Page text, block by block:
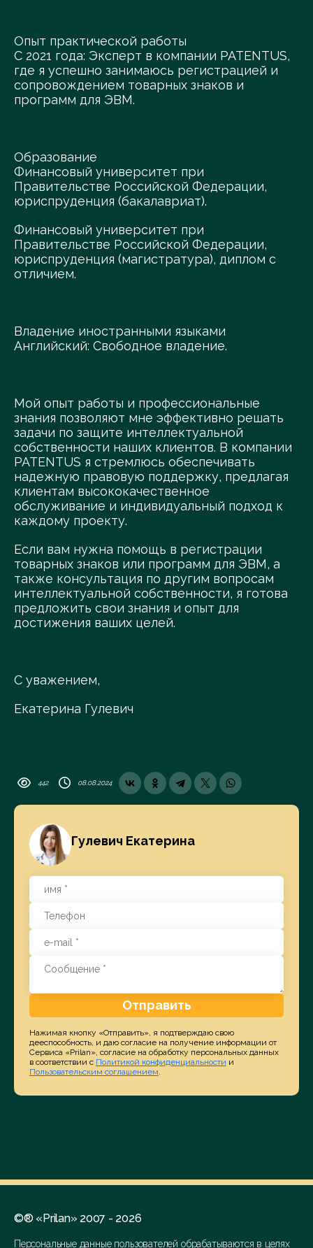
Опыт практической работы
С 2021 года: Эксперт в компании PATENTUS,
где я успешно занимаюсь регистрацией и
сопровождением товарных знаков и
программ для ЭВМ.
Образование
Финансовый университет при
Правительстве Российской Федерации,
юриспруденция (бакалавриат).
Финансовый университет при
Правительстве Российской Федерации,
юриспруденция (магистратура), диплом с
отличием.
Владение иностранными языками
Английский: Свободное владение.
Мой опыт работы и профессиональные
знания позволяют мне эффективно решать
задачи по защите интеллектуальной
собственности наших клиентов. В компании
PATENTUS я стремлюсь обеспечивать
надежную правовую поддержку, предлагая
клиентам высококачественное
обслуживание и индивидуальный подход к
каждому проекту.
Если вам нужна помощь в регистрации
товарных знаков или программ для ЭВМ, а
также консультация по другим вопросам
интеллектуальной собственности, я готова
предложить свои знания и опыт для
достижения ваших целей.
С уважением,
Екатерина Гулевич
442 08.08.2024
Гулевич Екатерина
Отправить
Нажимая кнопку «Отправить», я подтверждаю свою
дееспособность, и даю согласие на получение информации от
Сервиса «Prilan», согласие на обработку персональных данных
в соответствии с Политикой конфиденциальности и
Пользовательским соглашением
©® «Prilan» 2007 - 2026
Персональные данные пользователей обрабатываются в целях